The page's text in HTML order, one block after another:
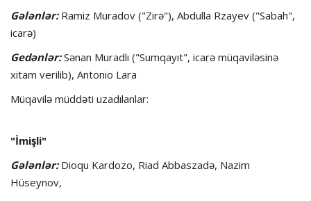
Gələnlər:Ramiz Muradov ("Zirə"), Abdulla Rzayev ("Sabah",
icarə)
Gedənlər:Sənan Muradlı ("Sumqayıt", icarə müqaviləsinə
xitam verilib), Antonio Lara
Müqavilə müddəti uzadılanlar:
"İmişli"
Gələnlər:Dioqu Kardozo, Riad Abbaszadə, Nazim
Hüseynov,